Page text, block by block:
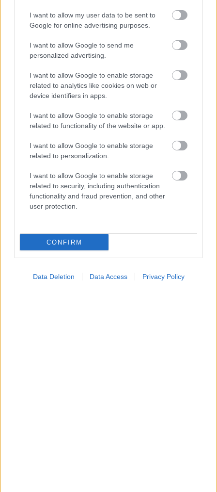
I want to allow my user data to be sent to
Google for online advertising purposes.
I want to allow Google to send me
personalized advertising.
I want to allow Google to enable storage
related to analytics like cookies on web or
device identifiers in apps.
I want to allow Google to enable storage
related to functionality of the website or app.
I want to allow Google to enable storage
related to personalization.
I want to allow Google to enable storage
related to security, including authentication
functionality and fraud prevention, and other
user protection.
CONFIRM
Data Deletion Data Access Privacy Policy
Οι αλλαγές στο σώμα που θεωρούνται φυσιολογικές